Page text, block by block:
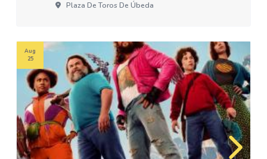
Plaza De Toros De Úbeda
Aug
25